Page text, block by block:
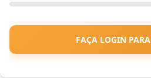
FAÇA LOGIN